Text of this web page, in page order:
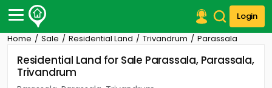
Login
Post Your Property
Post Your Requirement
Home Sale Residential Land Trivandrum Parassala
Residential Land for Sale Parassala, Parassala,
Trivandrum